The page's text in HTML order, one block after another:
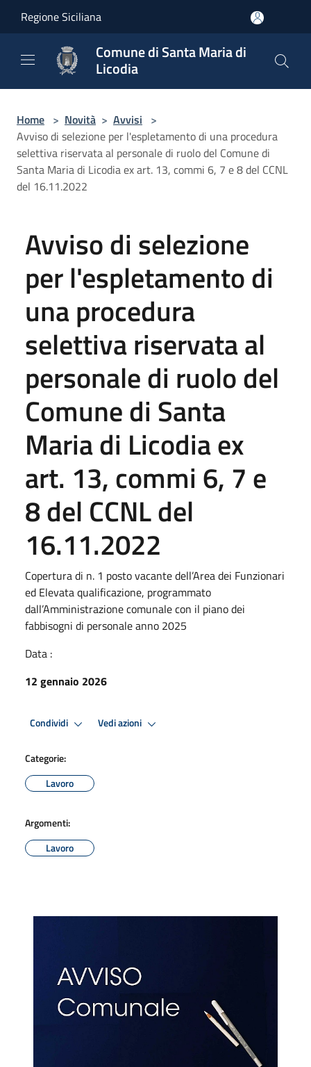
Regione Siciliana
Comune di Santa Maria di
Licodia
Home > Novità > Avvisi >
Avviso di selezione per l'espletamento di una procedura
selettiva riservata al personale di ruolo del Comune di
Santa Maria di Licodia ex art. 13, commi 6, 7 e 8 del CCNL
del 16.11.2022
Avviso di selezione
per l'espletamento di
una procedura
selettiva riservata al
personale di ruolo del
Comune di Santa
Maria di Licodia ex
art. 13, commi 6, 7 e
8 del CCNL del
16.11.2022
Copertura di n. 1 posto vacante dell’Area dei Funzionari
ed Elevata qualificazione, programmato
dall’Amministrazione comunale con il piano dei
fabbisogni di personale anno 2025
Data :
12 gennaio 2026
Condividi Vedi azioni
Categorie:
Lavoro
Argomenti:
Lavoro